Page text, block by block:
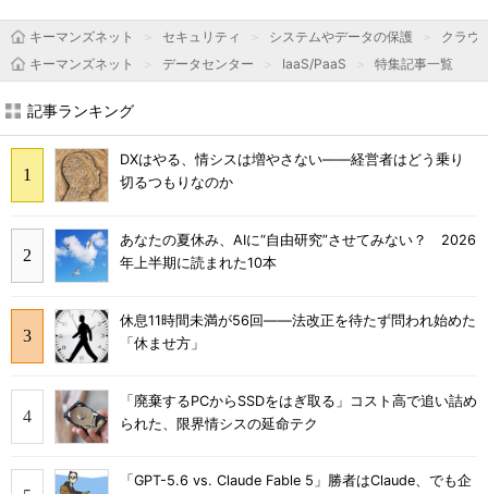
キーマンズネット セキュリティ システムやデータの保護
クラウ
キーマンズネット
データセンター IaaS/PaaS 特集記事一覧
記事ランキング
DXはやる、情シスは増やさない――経営者はどう乗り
切るつもりなのか
あなたの夏休み、AIに“自由研究”させてみない？ 2026
年上半期に読まれた10本
休息11時間未満が56回――法改正を待たず問われ始めた
「休ませ方」
「廃棄するPCからSSDをはぎ取る」コスト高で追い詰め
られた、限界情シスの延命テク
「GPT-5.6 vs. Claude Fable 5」勝者はClaude、でも企